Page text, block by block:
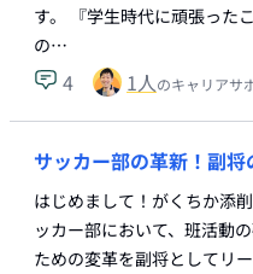
す。 『学生時代に頑張った
の…
4 1人のキャリアサ
サッカー部の革新！副将
はじめまして！がくちか添
ッカー部において、班活動
ための変革を副将としてリ